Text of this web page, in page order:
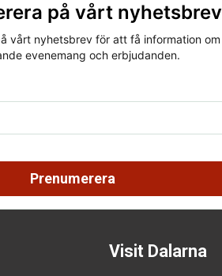
på vårt nyhetsbrev
vårt nyhetsbrev för att få information om
evenemang och erbjudanden.
Prenumerera
Visit Dalarna